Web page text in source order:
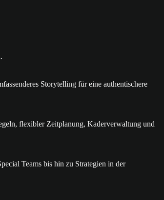
Storytelling für eine authentischere
flexibler Zeitplanung, Kaderverwaltung und
Teams bis hin zu Strategien in der